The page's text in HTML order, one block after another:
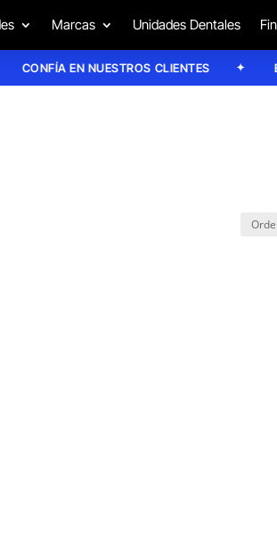
Marcas Unidades Dentales
CONFÍA EN NUESTROS CLIENTES